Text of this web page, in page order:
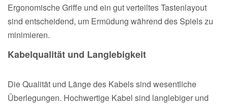
Ergonomische Griffe und ein gut verteiltes Tastenlayout
sind entscheidend, um Ermüdung während des Spiels zu
minimieren.
Kabelqualität und Langlebigkeit
Die Qualität und Länge des Kabels sind wesentliche
Überlegungen. Hochwertige Kabel sind langlebiger und